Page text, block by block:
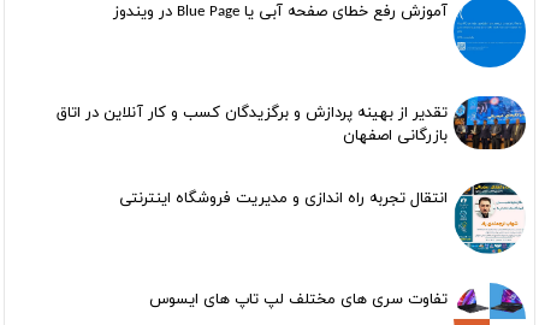
آموزش رفع خطای صفحه آبی یا Blue Page در ویندوز
تقدیر از بهینه پردازش و برگزیدگان کسب و کار آنلاین در اتاق
بازرگانی اصفهان
انتقال تجربه راه اندازی و مدیریت فروشگاه اینترنتی
تفاوت سری های مختلف لپ تاپ های ایسوس